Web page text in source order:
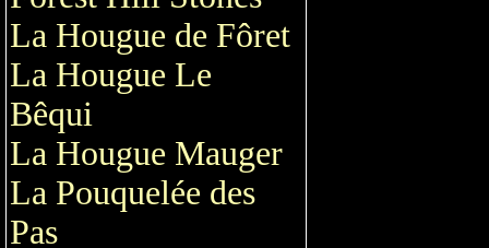
La Hougue de Fôret
La Hougue Le
Bêqui
La Hougue Mauger
La Pouquelée des
Pas